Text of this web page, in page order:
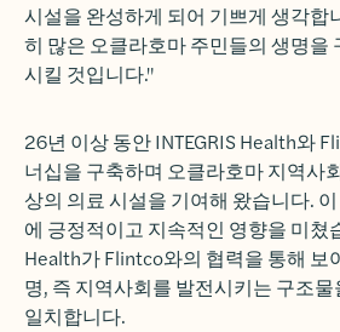
시설을 완성하게 되어 기쁘게 생각합
히 많은 오클라호마 주민들의 생명을
시킬 것입니다."
26년 이상 동안 INTEGRIS Health와
너십을 구축하며 오클라호마 지역사
상의 의료 시설을 기여해 왔습니다.
에 긍정적이고 지속적인 영향을 미쳤
Health가 Flintco와의 협력을 통해 보
명, 즉 지역사회를 발전시키는 구조
일치합니다.